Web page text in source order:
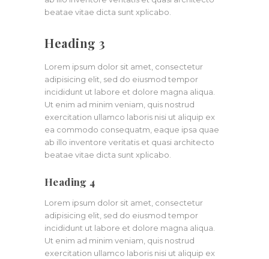
beatae vitae dicta sunt xplicabo.
Heading 3
Lorem ipsum dolor sit amet, consectetur
adipisicing elit, sed do eiusmod tempor
incididunt ut labore et dolore magna aliqua.
Ut enim ad minim veniam, quis nostrud
exercitation ullamco laboris nisi ut aliquip ex
ea commodo consequatm, eaque ipsa quae
ab illo inventore veritatis et quasi architecto
beatae vitae dicta sunt xplicabo.
Heading 4
Lorem ipsum dolor sit amet, consectetur
adipisicing elit, sed do eiusmod tempor
incididunt ut labore et dolore magna aliqua.
Ut enim ad minim veniam, quis nostrud
exercitation ullamco laboris nisi ut aliquip ex